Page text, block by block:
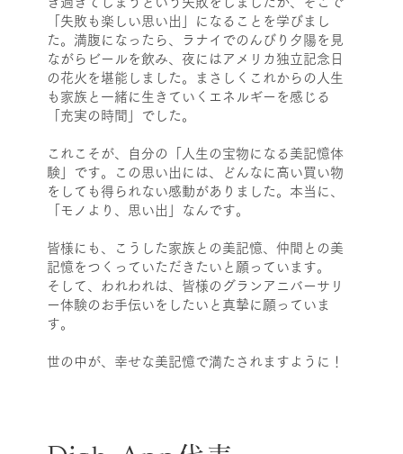
「失敗も楽しい思い出」になることを学びまし
た。 満腹になったら、ラナイでのんびり夕陽を見
ながらビールを飲み、夜にはアメリカ独立記念日
の花火を堪能しました。
まさしくこれからの人生
も家族と一緒に生きていくエネルギー を感じる
「充実の時間」でした。
これこそが、自分の「人生の宝物になる美記憶体
験」です。この思い出には、どんなに高い買い物
をしても得られない感動がありました。 本当に、
「モノより、思い出」なんです。
皆様にも、こうした家族との美記憶、仲間との美
記憶をつくっていただきたいと願っています。
そして、われわれは、皆様のグランアニバーサリ
ー体験のお手伝いをしたいと真摯に願っていま
す。
​世の中が、幸せな美記憶で満たされますように！